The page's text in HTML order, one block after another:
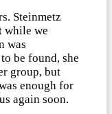
Steinmetz
while we
was
be found, she
group, but
enough for
again soon.